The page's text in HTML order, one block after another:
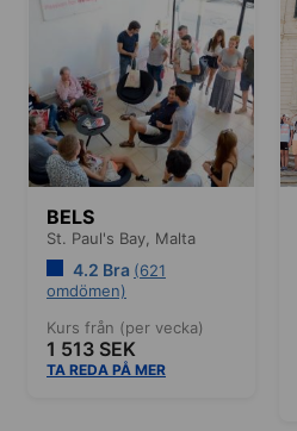
BELS
St. Paul's Bay, Malta
4.2 Bra (621
omdömen)
Kurs från (per vecka)
1 513 SEK
TA REDA PÅ MER